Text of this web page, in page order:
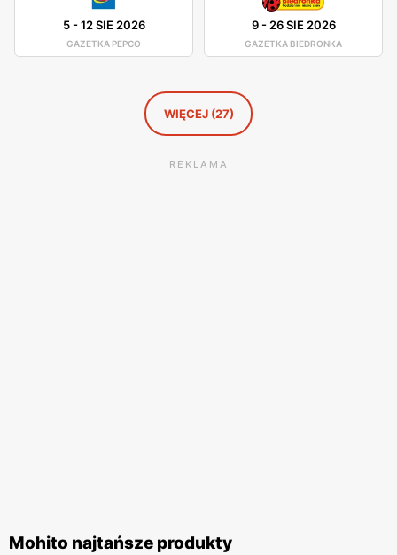
5-12 SIE 2026
GAZETKA PEPCO
9-26 SIE 2026
GAZETKA BIEDRONKA
WIĘCEJ (27)
REKLAMA
Mohito najtańsze produkty